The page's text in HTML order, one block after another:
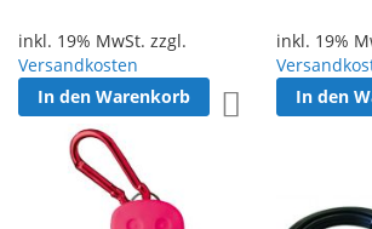
inkl. 19% MwSt. zzgl.
Versandkosten
In den Warenkorb
Zur
inkl. 19%
In den